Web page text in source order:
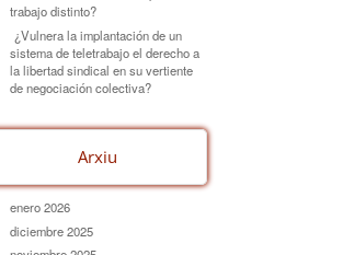
trabajo distinto?
¿Vulnera la implantación de un
sistema de teletrabajo el derecho a
la libertad sindical en su vertiente
de negociación colectiva?
Arxiu
enero 2026
diciembre 2025